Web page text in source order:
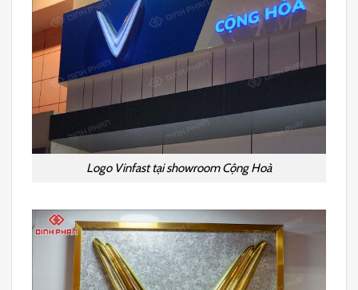
Logo Vinfast tại showroom Cộng Hoà